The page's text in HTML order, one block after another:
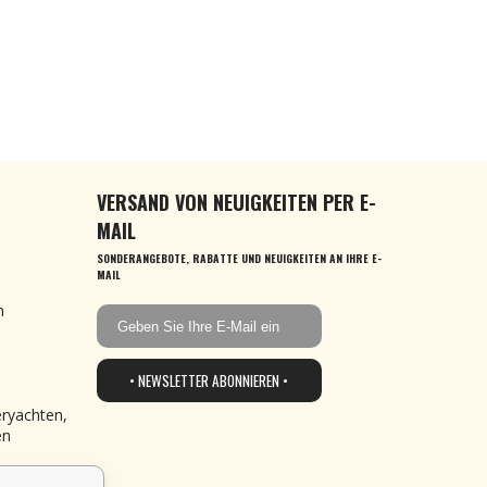
VERSAND VON NEUIGKEITEN PER E-
MAIL
SONDERANGEBOTE, RABATTE UND NEUIGKEITEN AN IHRE E-
MAIL
• NEWSLETTER ABONNIEREN •